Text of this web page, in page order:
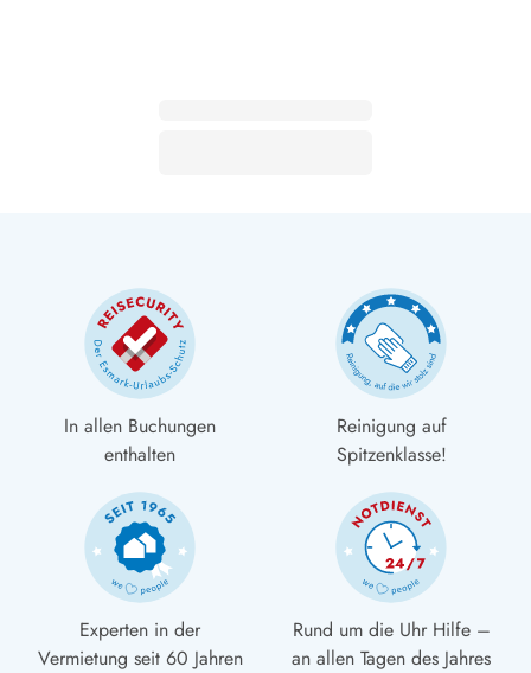
In allen Buchungen
enthalten
Reinigung auf
Spitzenklasse!
Experten in der
Vermietung seit 60 Jahren
Rund um die Uhr Hilfe –
an allen Tagen des Jahres